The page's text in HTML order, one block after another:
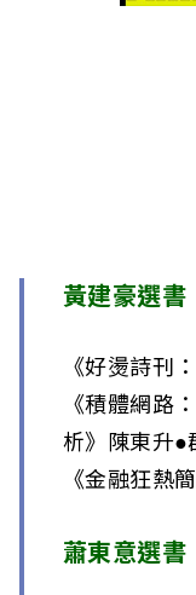
a
黃建豪選書
《好燙詩刊
《積體網路
析》陳東升●
《金融狂熱
蕭東意選書